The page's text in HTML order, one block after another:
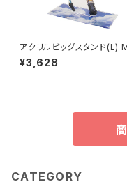
アクリルビッグスタンド(L)
60×420mm
¥3,628
CATEGORY